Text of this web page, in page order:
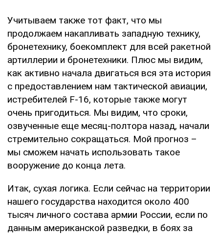
Учитываем также тот факт, что мы
продолжаем накапливать западную технику,
бронетехнику, боекомплект для всей ракетной
артиллерии и бронетехники. Плюс мы видим,
как активно начала двигаться вся эта история
с предоставлением нам тактической авиации,
истребителей F-16, которые также могут
очень пригодиться. Мы видим, что сроки,
озвученные еще месяц-полтора назад, начали
стремительно сокращаться. Мой прогноз –
мы сможем начать использовать такое
вооружение до конца лета.
Итак, сухая логика. Если сейчас на территории
нашего государства находится около 400
тысяч личного состава армии России, если по
данным американской разведки, в боях за